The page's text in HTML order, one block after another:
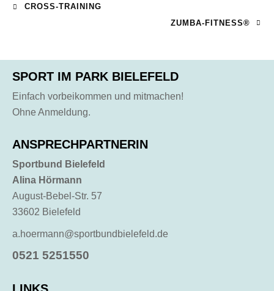
CROSS-TRAINING
ZUMBA-FITNESS®
SPORT IM PARK BIELEFELD
Einfach vorbeikommen und mitmachen!
Ohne Anmeldung.
ANSPRECHPARTNERIN
Sportbund Bielefeld
Alina Hörmann
August-Bebel-Str. 57
33602 Bielefeld
a.hoermann@sportbundbielefeld.de
0521 5251550